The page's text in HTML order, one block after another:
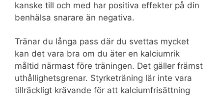
kanske till och med har positiva effekter på din
benhälsa snarare än negativa.
Tränar du långa pass där du svettas mycket
kan det vara bra om du äter en kalciumrik
måltid närmast före träningen. Det gäller främst
uthållighetsgrenar. Styrketräning lär inte vara
tillräckligt krävande för att kalciumfrisättning